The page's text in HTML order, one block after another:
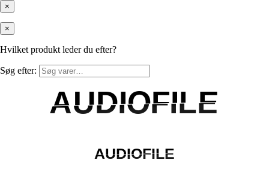
×
×
Hvilket produkt leder du efter?
Søg efter:
AUDIOFILE
AUDIOFILE
AUDIOFILE
AUDIOFILE